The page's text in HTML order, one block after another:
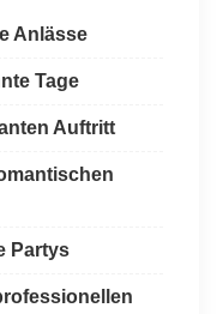
Anlässe
Tage
Auftritt
Partys